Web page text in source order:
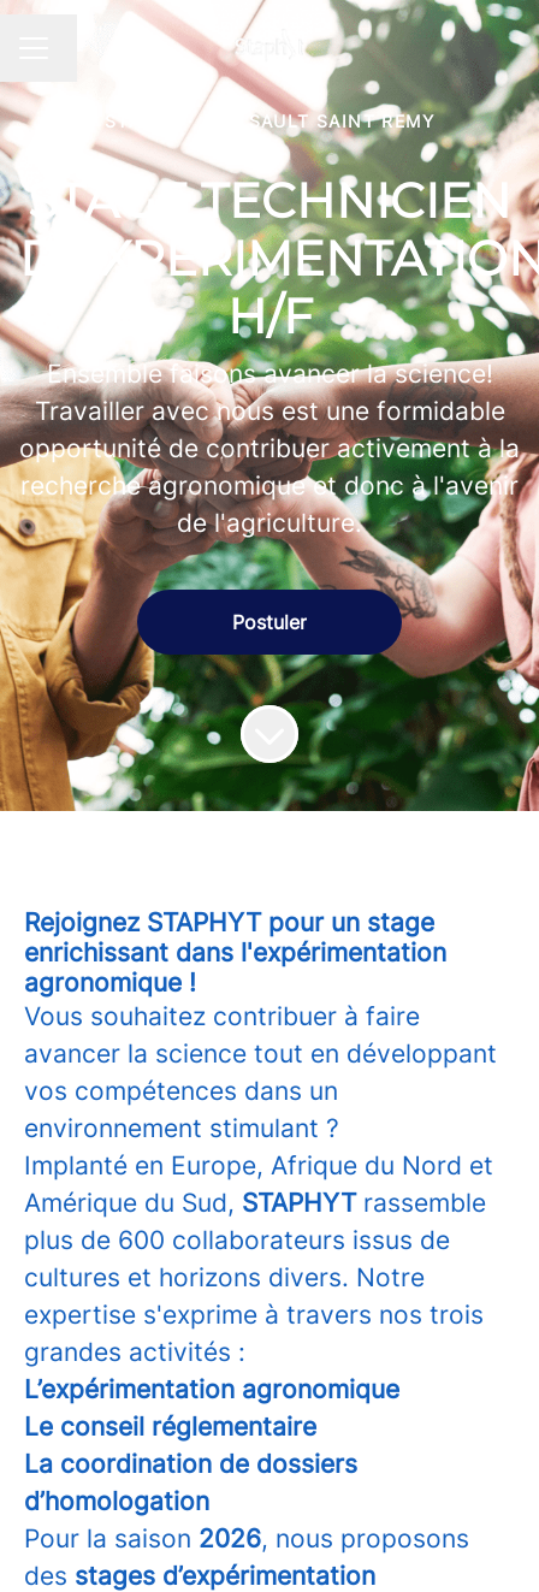
Changer la langue
STAGES · FR - SAULT SAINT REMY
STAGE TECHNICIEN
H/F
Ensemble faisons avancer la science!
Travailler avec nous est une formidable
opportunité de contribuer activement à la
recherche agronomique et donc à l'avenir
de l'agriculture.
Postuler
Rejoignez STAPHYT pour un stage
enrichissant dans l'expérimentation
agronomique !
Vous souhaitez contribuer à faire
avancer la science tout en développant
vos compétences dans un
environnement stimulant ?
Implanté en Europe, Afrique du Nord et
Amérique du Sud, STAPHYTrassemble
plus de 600 collaborateurs issus de
cultures et horizons divers. Notre
expertise s'exprime à travers nos trois
grandes activités :
L’expérimentation agronomique
Le conseil réglementaire
La coordination de dossiers
d’homologation
Pour la saison 2026, nous proposons
des stages d’expérimentation